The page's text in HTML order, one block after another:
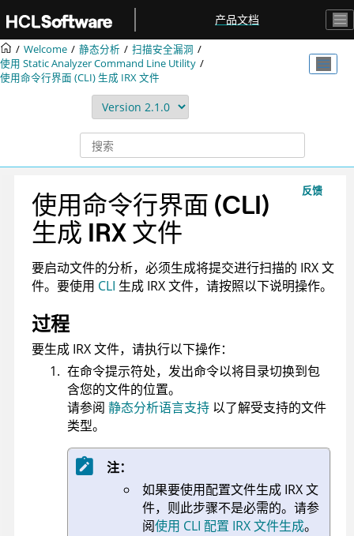
产品文档
Welcome 静态分析
扫描安全漏洞
使用 Static Analyzer Command Line Utility
使用命令行界面 (CLI) 生成 IRX文件
反馈
使用命令行界面 (CLI)
生成 IRX 文件
要启动文件的分析，必须生成将提交进行扫描的 IRX文
件。要使用 CLI 生成 IRX文件，请按照以下说明操作。
过程
要生成 IRX文件，请执行以下操作：
在命令提示符处，发出命令以将目录切换到包
含您的文件的位置。
请参阅 静态分析语言支持 以了解受支持的文件
类型。
注：
如果要使用配置文件生成 IRX文
件，则此步骤不是必需的。 请参
阅使用 CLI 配置 IRX 文件生成。